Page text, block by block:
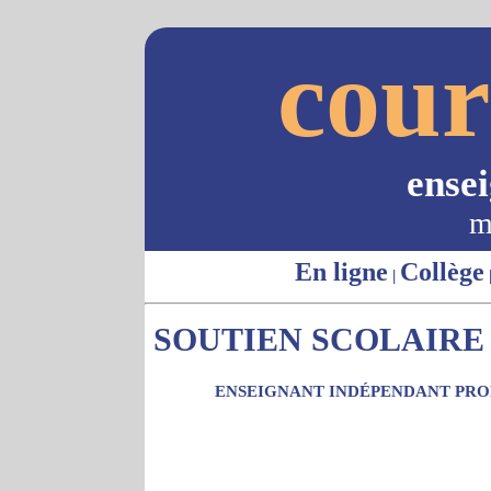
En ligne | Collège
SOUTIEN
ENSEIGNANT INDÉPENDANT